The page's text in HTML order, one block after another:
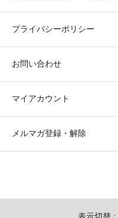
プライバシーポリシー
お問い合わせ
マイアカウント
メルマガ登録・解除